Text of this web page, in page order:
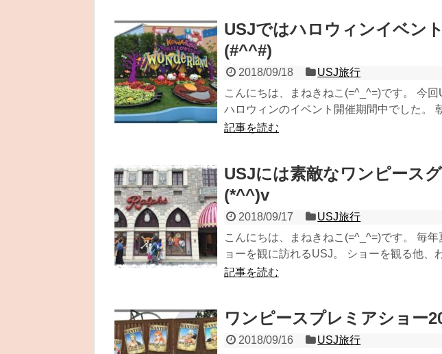
USJではハロウィンイベン
(#^^#)
2018/09/18
USJ旅行
こんにちは、まねきねこ(=^_^=)です。 今
ハロウィンのイベント開催期間中でした。
記事を読む
USJには素敵なワンピース
(*^^)v
2018/09/17
USJ旅行
こんにちは、まねきねこ(=^_^=)です。 毎
ョーを観に訪れるUSJ。 ショーを観る他、
記事を読む
ワンピースプレミアショー
2018/09/16
USJ旅行